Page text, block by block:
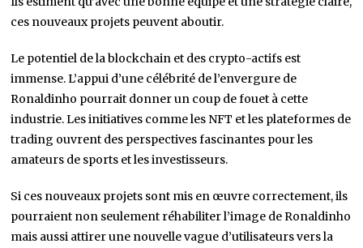
ces nouveaux projets peuvent aboutir.
Le potentiel de la blockchain et des crypto-actifs est
immense. L’appui d’une célébrité de l’envergure de
Ronaldinho pourrait donner un coup de fouet à cette
industrie. Les initiatives comme les NFT et les plateformes de
trading ouvrent des perspectives fascinantes pour les
amateurs de sports et les investisseurs.
Si ces nouveaux projets sont mis en œuvre correctement, ils
pourraient non seulement réhabiliter l’image de Ronaldinho
mais aussi attirer une nouvelle vague d’utilisateurs vers la